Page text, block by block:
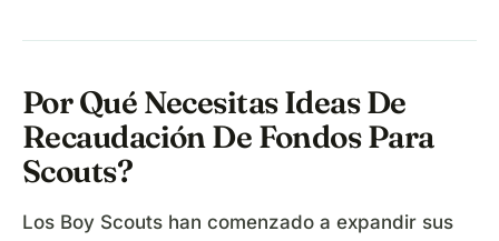
Por Qué Necesitas Ideas De
Recaudación De Fondos Para
Scouts?
Los Boy Scouts han comenzado a expandir sus